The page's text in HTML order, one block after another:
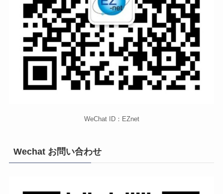
WeChat ID：EZnet
Wechat お問い合わせ